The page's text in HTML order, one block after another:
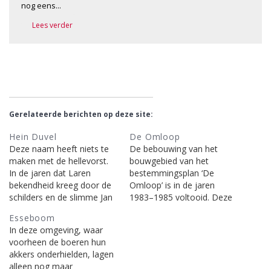
nog eens…
Lees verder
Gerelateerde berichten op deze site:
Hein Duvel
Deze naam heeft niets te
maken met de hellevorst.
In de jaren dat Laren
bekendheid kreeg door de
schilders en de slimme Jan
kunstbroeders, gekleed in
fluwelen jas, en de met
baarden en lange haren
begroeide hoofden,
De Omloop
De bebouwing van het
bouwgebied van het
bestemmingsplan ‘De
Omloop’ is in de jaren
1983–1985 voltooid. Deze
Esseboom
In deze omgeving, waar
voorheen de boeren hun
akkers onderhielden, lagen
alleen nog maar